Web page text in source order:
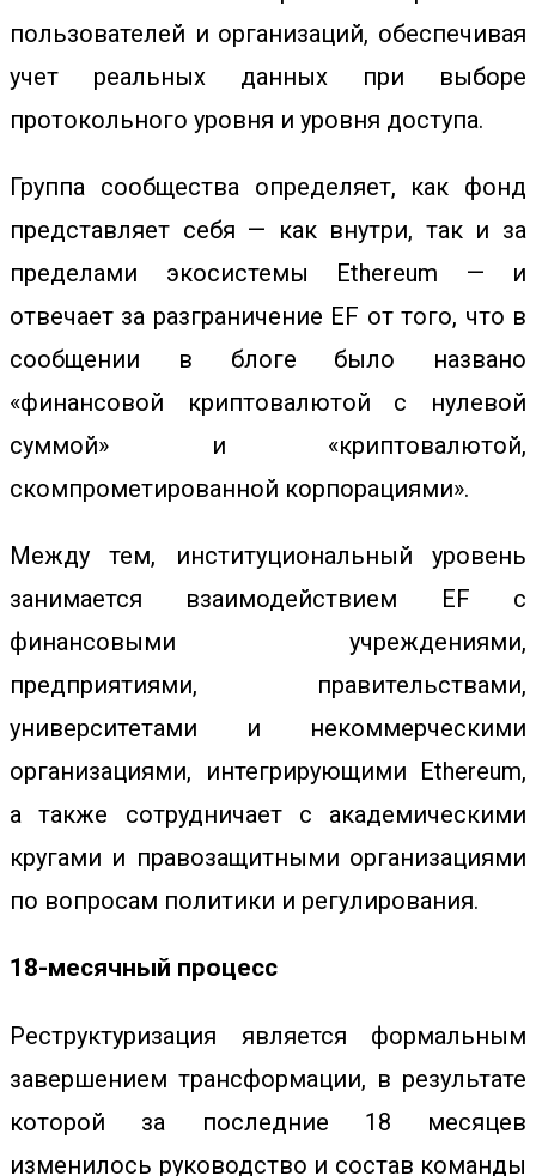
пользователей и организаций, обеспечивая
учет реальных данных при выборе
протокольного уровня и уровня доступа.
Группа сообщества определяет, как фонд
представляет себя — как внутри, так и за
пределами экосистемы Ethereum — и
отвечает за разграничение EF от того, что в
сообщении в блоге было названо
«финансовой криптовалютой с нулевой
суммой» и «криптовалютой,
скомпрометированной корпорациями».
Между тем, институциональный уровень
занимается взаимодействием EF с
финансовыми учреждениями,
предприятиями, правительствами,
университетами и некоммерческими
организациями, интегрирующими Ethereum,
а также сотрудничает с академическими
кругами и правозащитными организациями
по вопросам политики и регулирования.
18-месячный процесс
Реструктуризация является формальным
завершением трансформации, в результате
которой за последние 18 месяцев
изменилось руководство и состав команды